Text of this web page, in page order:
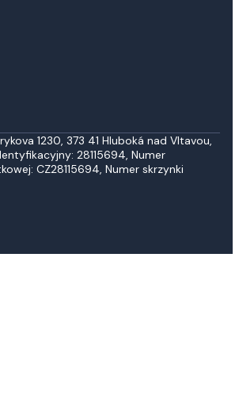
1230, 373 41 Hluboká nad Vltavou,
28115694, Numer
CZ28115694, Numer skrzynki